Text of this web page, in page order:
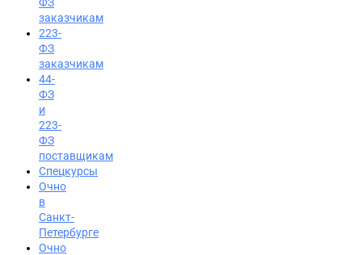
заказчикам
223-
ФЗ
заказчикам
44-
ФЗ
и
223-
ФЗ
поставщикам
Спецкурсы
Очно
в
Санкт-
Петербурге
Очно